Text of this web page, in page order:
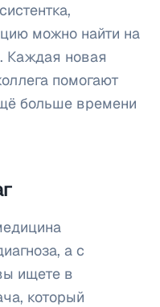
можно найти на
. Каждая новая
помогают
больше времени
а с
ищете в
который